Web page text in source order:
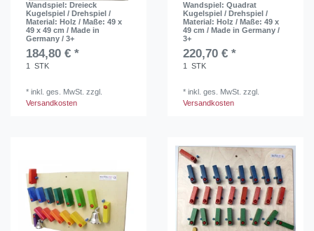
Wandspiel: Dreieck
Kugelspiel / Drehspiel /
Material: Holz / Maße: 49 x
49 x 49 cm / Made in
Germany / 3+
184,80 € *
1 STK
*inkl. ges. MwSt. zzgl.
Versandkosten
Wandspiel: Quadrat
Kugelspiel / Drehspiel /
Material: Holz / Maße: 49 x
49 cm / Made in Germany /
3+
220,70 € *
1 STK
*inkl. ges. MwSt. zzgl.
Versandkosten